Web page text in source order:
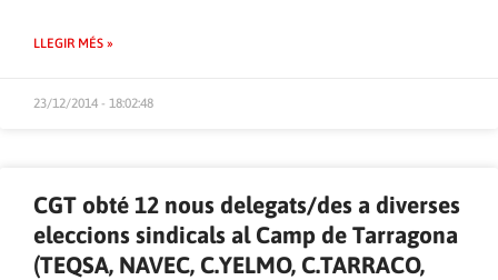
LLEGIR MÉS »
23/12/2014 - 18:02:48
CGT obté 12 nous delegats/des a diverses
eleccions sindicals al Camp de Tarragona
(TEQSA, NAVEC, C.YELMO, C.TARRACO,